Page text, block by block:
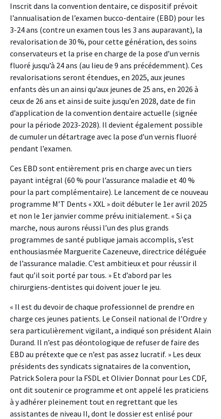
Inscrit dans la convention dentaire, ce dispositif prévoit
l’annualisation de l’examen bucco-dentaire (EBD) pour les
3-24 ans (contre un examen tous les 3 ans auparavant), la
revalorisation de 30 %, pour cette génération, des soins
conservateurs et la prise en charge de la pose d’un vernis
fluoré jusqu’à 24 ans (au lieu de 9 ans précédemment). Ces
revalorisations seront étendues, en 2025, aux jeunes
enfants dès un an ainsi qu’aux jeunes de 25 ans, en 2026 à
ceux de 26 ans et ainsi de suite jusqu’en 2028, date de fin
d’application de la convention dentaire actuelle (signée
pour la période 2023-2028). Il devient également possible
de cumuler un détartrage avec la pose d’un vernis fluoré
pendant l’examen.
Ces EBD sont entièrement pris en charge avec un tiers
payant intégral (60 % pour l’assurance maladie et 40 %
pour la part complémentaire). Le lancement de ce nouveau
programme M’T Dents « XXL » doit débuter le 1er avril 2025
et non le 1er janvier comme prévu initialement. « Si ça
marche, nous aurons réussi l’un des plus grands
programmes de santé publique jamais accomplis, s’est
enthousiasmée Marguerite Cazeneuve, directrice déléguée
de l’assurance maladie. C’est ambitieux et pour réussir il
faut qu’il soit porté par tous. » Et d’abord par les
chirurgiens-dentistes qui doivent jouer le jeu.
« Il est du devoir de chaque professionnel de prendre en
charge ces jeunes patients. Le Conseil national de l’Ordre y
sera particulièrement vigilant, a indiqué son président Alain
Durand. Il n’est pas déontologique de refuser de faire des
EBD au prétexte que ce n’est pas assez lucratif. » Les deux
présidents des syndicats signataires de la convention,
Patrick Solera pour la FSDL et Olivier Donnat pour Les CDF,
ont dit soutenir ce programme et ont appelé les praticiens
à y adhérer pleinement tout en regrettant que les
assistantes de niveau II, dont le dossier est enlisé pour